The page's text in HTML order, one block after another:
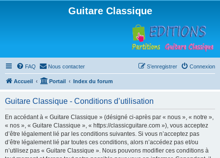
Guitare Classique
FAQ Nous contacter Connexion
S’enregistrer
Accueil Portail Index du forum
Guitare Classique - Conditions d’utilisation
En accédant à « Guitare Classique » (désigné ci-après par « nous », « notre »,
« nos », « Guitare Classique », « https://classicguitare.com »), vous acceptez
d’être légalement lié par les conditions suivantes. Si vous n’acceptez pas
d’être légalement lié par toutes ces conditions, alors n’accédez pas et/ou
n’utilisez pas « Guitare Classique ». Nous pouvons modifier ces conditions à